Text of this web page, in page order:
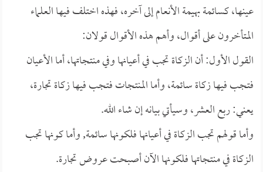
عينها، كسائمة بهيمة الأنعام إلى آخره، فهذه اختلف فيها العلماء
المتأخرون على أقوال، وأهم هذه الأقوال قولان:
القول الأول: أن الزكاة تجب في أعيانها وفي منتجاتها، أما الأعيان
فتجب فيها زكاة سائمة، وأما المنتجات فتجب فيها زكاة تجارة،
يعني: ربع العشر، وسيأتي بيانه إن شاء الله.
وأما قولهم تجب الزكاة في أعيانها فلكونها سائمة, وأما كونها تجب
الزكاة في منتجاتها فلكونها الآن أصبحت عروض تجارة.